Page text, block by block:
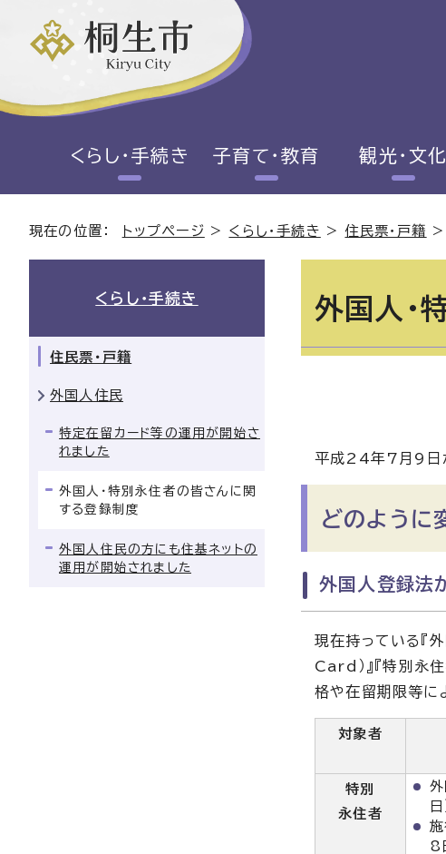
くらし・手続き 子育て・教育 観光・文化
現在の位置： トップページ > くらし・手続き >住民票・戸籍
外国人・
平成24年7月9日
どのように
外国人登録法
現在持っている
Card）』『特別
格や在留期限等に
対象者
特別
永住者
外
8
くらし・手続き
住民票・戸籍
外国人住民
特定在留カード等の運用が開始さ
れました
外国人・特別永住者の皆さんに関
する登録制度
外国人住民の方にも住基ネットの
運用が開始されました